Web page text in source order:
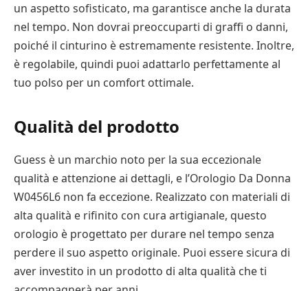
un aspetto sofisticato, ma garantisce anche la durata
nel tempo. Non dovrai preoccuparti di graffi o danni,
poiché il cinturino è estremamente resistente. Inoltre,
è regolabile, quindi puoi adattarlo perfettamente al
tuo polso per un comfort ottimale.
Qualità del prodotto
Guess è un marchio noto per la sua eccezionale
qualità e attenzione ai dettagli, e l’Orologio Da Donna
W0456L6 non fa eccezione. Realizzato con materiali di
alta qualità e rifinito con cura artigianale, questo
orologio è progettato per durare nel tempo senza
perdere il suo aspetto originale. Puoi essere sicura di
aver investito in un prodotto di alta qualità che ti